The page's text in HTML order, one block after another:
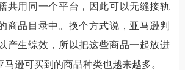
共用同一个平台，因此可以无缝接轨
商品目录中。换个方式说，亚马逊判
产生综效，所以把这些商品一起放进
逊可买到的商品种类也越来越多。